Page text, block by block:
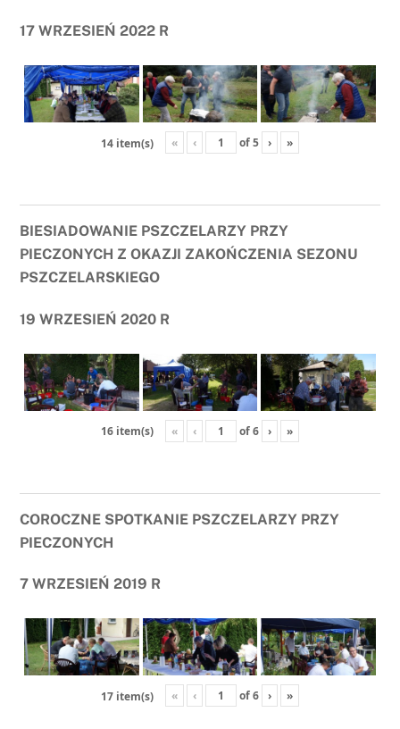
17 WRZESIEŃ 2022 R
14 item(s) « ‹ of5 › »
BIESIADOWANIE PSZCZELARZY PRZY
PIECZONYCH Z OKAZJI ZAKOŃCZENIA SEZONU
PSZCZELARSKIEGO
19 WRZESIEŃ 2020 R
16 item(s) « ‹ of6 › »
COROCZNE SPOTKANIE PSZCZELARZY PRZY
PIECZONYCH
7 WRZESIEŃ 2019 R
17 item(s) « ‹ of6 › »